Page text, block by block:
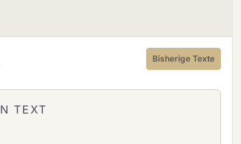
Bisherige Texte